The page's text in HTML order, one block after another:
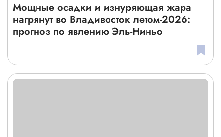
Мощные осадки и изнуряющая жара
нагрянут во Владивосток летом-2026:
прогноз по явлению Эль-Ниньо